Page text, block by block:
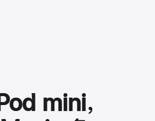
mini，